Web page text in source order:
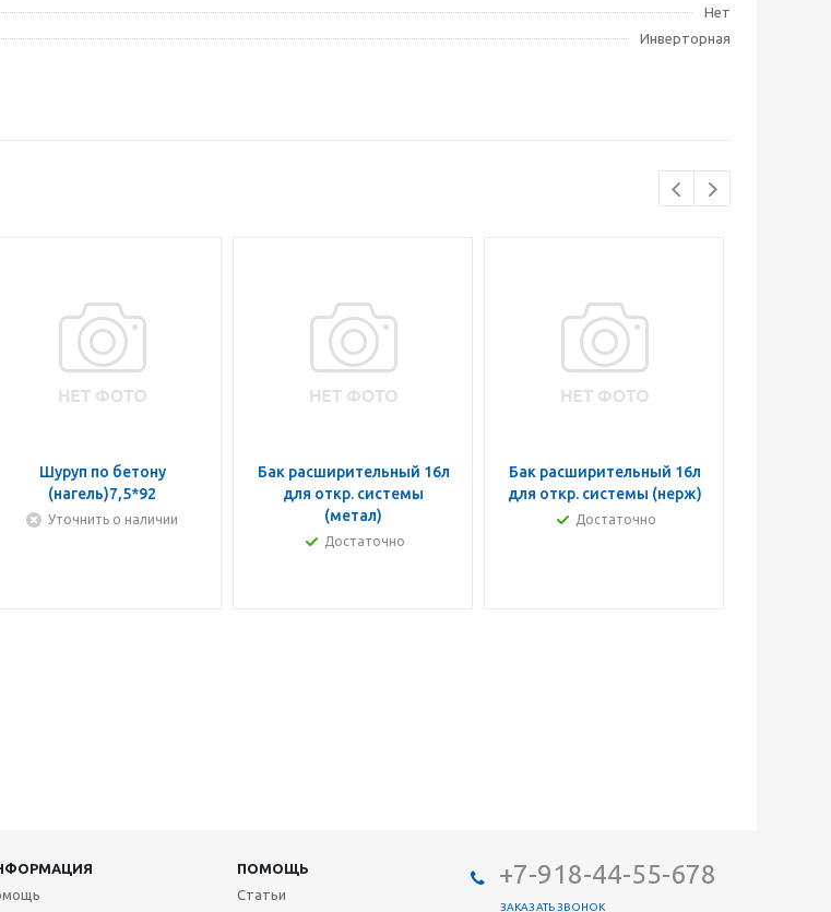
Нет
Инверторная
Шуруп по бетону
(нагель)7,5*92
Уточнить о наличии
Бак расширительный 16л
для откр. системы
(метал)
Достаточно
Бак расширительный 16л
для откр. системы (нерж)
Достаточно
ПОМОЩЬ
Статьи
+7-918-44-55-678
ЗАКАЗАТЬ ЗВОНОК